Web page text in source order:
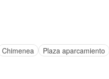
Chimenea
Plaza aparcamiento